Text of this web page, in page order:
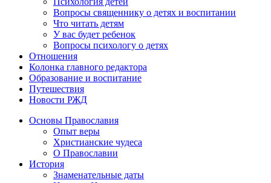
Вопросы священнику о детях и воспитании
Что читать детям
У вас будет ребенок
Вопросы психологу о детях
Отношения
Колонка главного редактора
Образование и воспитание
Путешествия
Новости РЖД
Основы Православия
Опыт веры
Христианские чудеса
О Православии
История
Знаменательные даты